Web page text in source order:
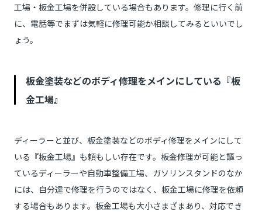
工場・板金工場を併設している場合もあります。修理に行く前
に、電話等でまずは気軽に修理可能か相談してみるといいでし
ょう。
板金塗装などのボディ修理をメインにしている『板
金工場』
ディーラーと並び、板金塗装などのボディ修理をメインにして
いる『板金工場』も頼もしい存在です。板金修理が可能と謳っ
ているディーラーや自動車整備工場、ガソリンスタンドのなか
には、自分達で修理を行うのではなく、板金工場に修理を依頼
する場合もあります。板金工場も大小さまざまあり、対応でき